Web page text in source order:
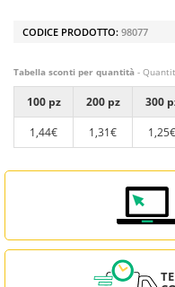
CODICE PRODOTTO: 98077
Tabella sconti per quantità -
100 pz 200 pz 300
1,44€
1,31€ 1,25€